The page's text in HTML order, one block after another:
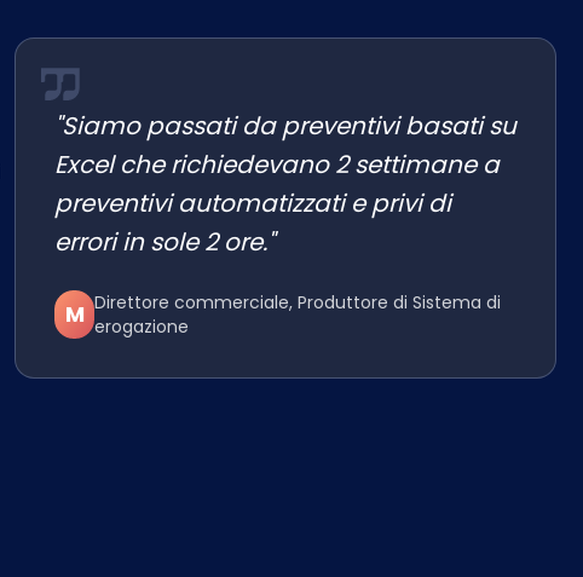
"Siamo passati da preventivi basati su
Excel che richiedevano 2 settimane a
preventivi automatizzati e privi di
errori in sole 2 ore."
M Direttore commerciale, Produttore di Sistema di
erogazione